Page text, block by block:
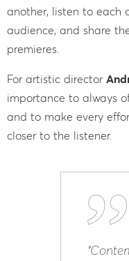
another, listen to each
audience, and share
premieres.
For artistic director
importance to always
and to make every
closer to the listener.